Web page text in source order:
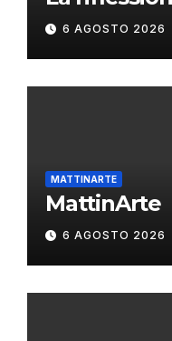
6 AGOSTO 2026
MATTINARTE
MattinArte
6 AGOSTO 2026